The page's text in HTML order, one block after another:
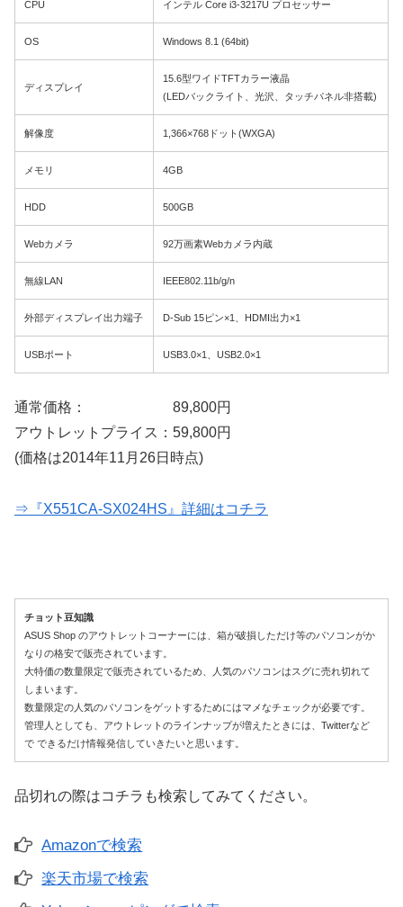
CPU インテル Core i3-3217U プロセッサー
OS Windows 8.1 (64bit)
ディスプレイ
15.6型ワイドTFTカラー液晶
(LEDバックライト、光沢、タッチパネル非搭載)
解像度 1,366×768ドット(WXGA)
メモリ 4GB
HDD 500GB
Webカメラ 92万画素Webカメラ内蔵
無線LAN IEEE802.11b/g/n
外部ディスプレイ出力端子 D-Sub 15ピン×1、HDMI出力×1
USBポート USB3.0×1、USB2.0×1
通常価格： 89,800円
アウトレットプライス：59,800円
(価格は2014年11月26日時点)
⇒『X551CA-SX024HS』詳細はコチラ
チョット豆知識
ASUS Shop のアウトレットコーナーには、箱が破損しただけ等のパソコンがか
なりの格安で販売されています。
大特価の数量限定で販売されているため、人気のパソコンはスグに売れ切れて
しまいます。
数量限定の人気のパソコンをゲットするためにはマメなチェックが必要です。
管理人としても、アウトレットのラインナップが増えたときには、Twitterなど
で できるだけ情報発信していきたいと思います。
品切れの際はコチラも検索してみてください。
Amazonで検索
楽天市場で検索